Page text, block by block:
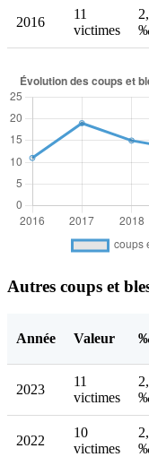
2016
11
victimes
Autres coups et
Année Valeur
2023
11
victimes
2022
10
victimes